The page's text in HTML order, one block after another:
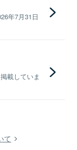
年7月31日
載していま
て